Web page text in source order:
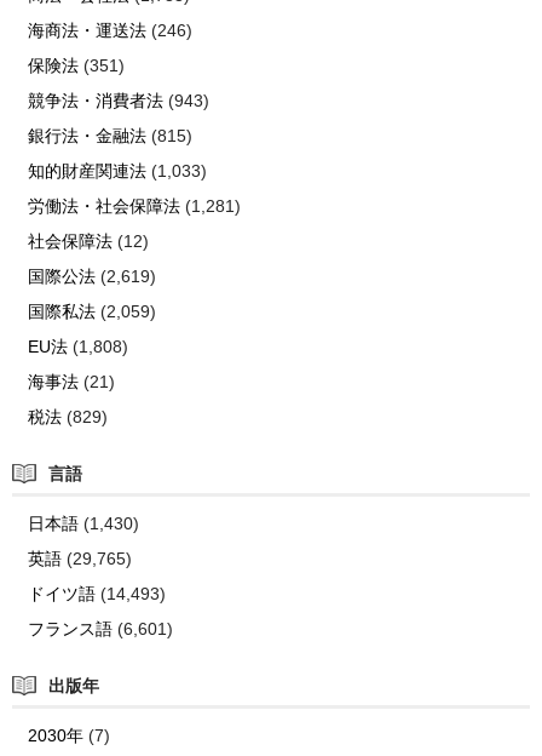
海商法・運送法(246)
保険法(351)
競争法・消費者法(943)
銀行法・金融法(815)
知的財産関連法(1,033)
労働法・社会保障法(1,281)
社会保障法(12)
国際公法(2,619)
国際私法(2,059)
EU法(1,808)
海事法(21)
税法(829)
言語
日本語(1,430)
英語(29,765)
ドイツ語(14,493)
フランス語(6,601)
出版年
2030年(7)